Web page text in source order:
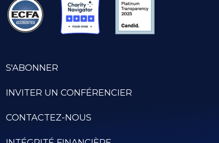
S'ABONNER
INVITER UN CONFÉRENCIER
CONTACTEZ-NOUS